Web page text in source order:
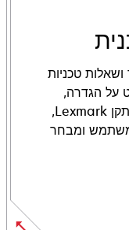
טכניות
על הגדרה,
תחזוקה ופתרון בעיות של התקן Lexmark,
ומבחר